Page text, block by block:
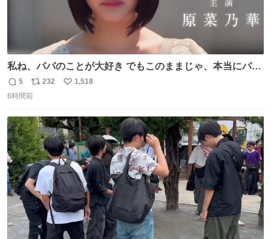
私ね、パパのことが大好き でもこのままじゃ、本当にパパ
を嫌いになっちゃう だから・・・ ドラマ #もうパパ ！😠
本編映像初公開📺 親子の愛ゆえのすれ違いを描くティザー
tver.jp/series/sr504n7… #日10 #ABCテレビ #新ドラマ
10/4（日）スタート🎬
返
信
5
リ
ポ
ト
数
232
い
数
1,518
6時間前